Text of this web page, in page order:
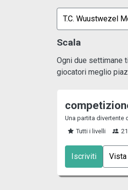
T.C. Wuustwezel
Scala
Ogni due settimane
giocatori meglio
Una partita divertente
Tutti i livelli
Iscriviti Vista